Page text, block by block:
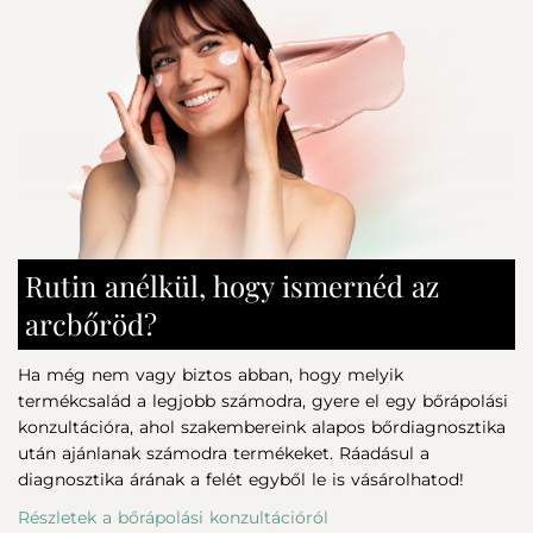
Rutin anélkül, hogy ismernéd az
arcbőröd?
Ha még nem vagy biztos abban, hogy melyik
termékcsalád a legjobb számodra, gyere el egy bőrápolási
konzultációra, ahol szakembereink alapos bőrdiagnosztika
után ajánlanak számodra termékeket. Ráadásul a
diagnosztika árának a felét egyből le is vásárolhatod!
Részletek a bőrápolási konzultációról
magát, különösen úszás után vagy izzadáskor.
Alcohol, Dimethicone, Entada Phaseoloides Bark/Seed
Extract, Sodium Carboxymethyl Betaglucan, Sodium
Hyaluronate, Phenoxyethanol, Ethylhexylglycerin, Parfum
(Fragrance), Tocopheryl Acetate, Xanthan Gum,
Polyhydroxystearic Acid, Dimethiconol,Acrylates/C10-30
Alkyl Acrylate Crosspolymer, Sodium Dehydroacetate,
Sodium Phytate, Alumina, Strearic Acid, Limonene,
Propanediol, Coumarin, Linalool, Citronellol, Hexyl
Cinnamal.